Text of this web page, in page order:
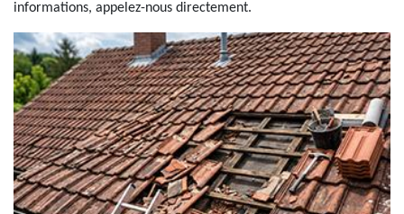
informations, appelez-nous directement.